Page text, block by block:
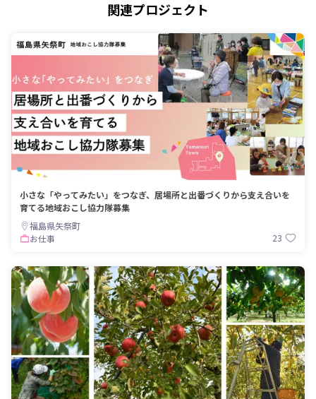
関連プロジェクト
小さな「やってみたい」をつなぎ、居場所と出番づくりから支え合いを
育てる地域おこし協力隊募集
福島県矢祭町
お仕事
23